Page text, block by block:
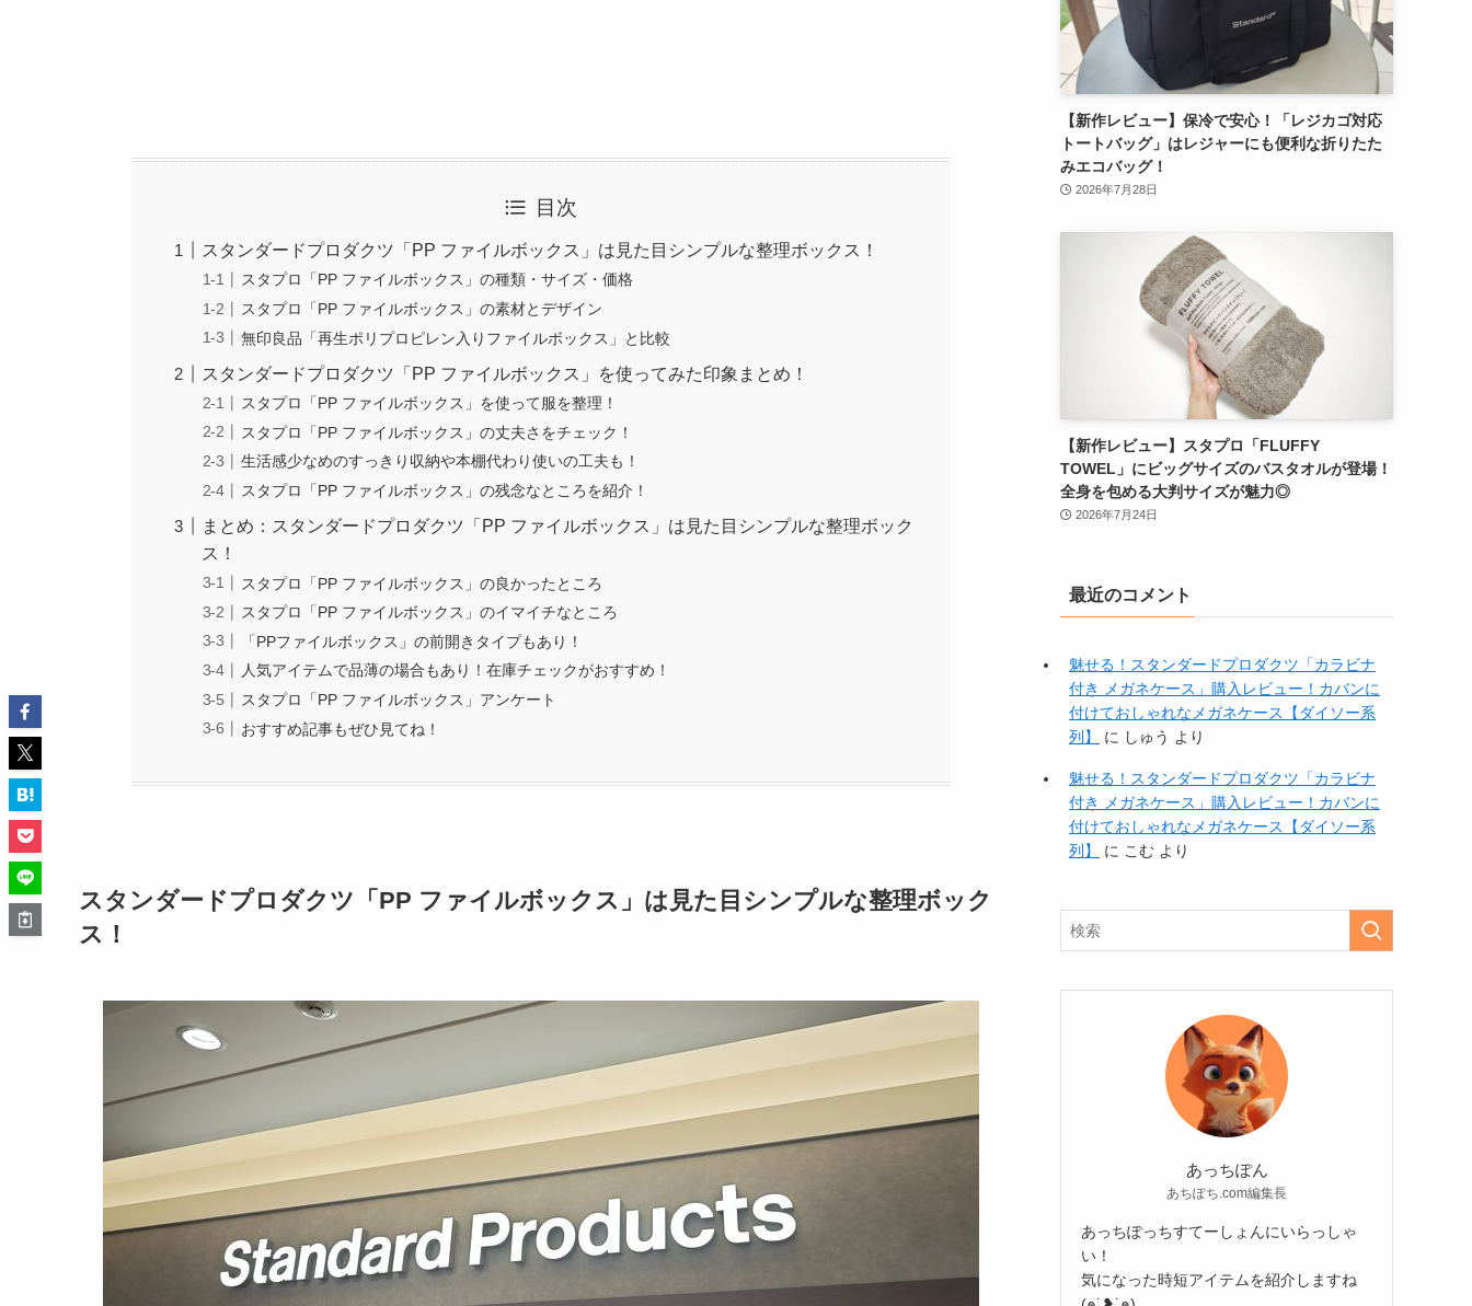
目次
スタンダードプロダクツ「PP ファイルボックス」は見た目シンプルな整理ボックス！
スタプロ「PP ファイルボックス」の種類・サイズ・価格
スタプロ「PP ファイルボックス」の素材とデザイン
無印良品「再生ポリプロピレン入りファイルボックス」と比較
スタンダードプロダクツ「PP ファイルボックス」を使ってみた印象まとめ！
スタプロ「PP ファイルボックス」を使って服を整理！
スタプロ「PP ファイルボックス」の丈夫さをチェック！
生活感少なめのすっきり収納や本棚代わり使いの工夫も！
スタプロ「PP ファイルボックス」の残念なところを紹介！
まとめ：スタンダードプロダクツ「PP ファイルボックス」は見た目シンプルな整理ボック
ス！
スタプロ「PP ファイルボックス」の良かったところ
スタプロ「PP ファイルボックス」のイマイチなところ
「PPファイルボックス」の前開きタイプもあり！
人気アイテムで品薄の場合もあり！在庫チェックがおすすめ！
スタプロ「PP ファイルボックス」アンケート
おすすめ記事もぜひ見てね！
スタンダードプロダクツ「PP ファイルボックス」は見た目シンプルな整理ボック
ス！
【新作レビュー】保冷で安心！「レジカゴ対応
トートバッグ」はレジャーにも便利な折りたた
みエコバッグ！
2026年7月28日
【新作レビュー】スタプロ「FLUFFY
TOWEL」にビッグサイズのバスタオルが登場！
全身を包める大判サイズが魅力◎
2026年7月24日
最近のコメント
魅せる！スタンダードプロダクツ「カラビナ
付き メガネケース」購入レビュー！カバンに
付けておしゃれなメガネケース【ダイソー系
列】
に しゅう より
魅せる！スタンダードプロダクツ「カラビナ
付き メガネケース」購入レビュー！カバンに
付けておしゃれなメガネケース【ダイソー系
列】
に こむ より
あっちぽん
あちぽち.com編集長
あっちぽっちすてーしょんにいらっしゃ
い！
気になった時短アイテムを紹介しますね